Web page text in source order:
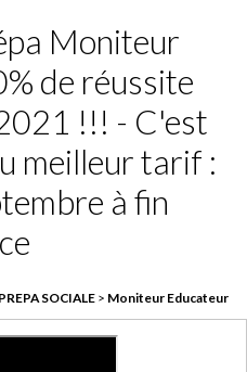
Moniteur
de réussite
!!! - C'est
meilleur tarif :
à fin
PREPA SOCIALE > Moniteur Educateur